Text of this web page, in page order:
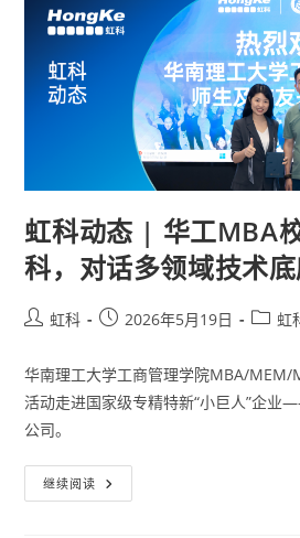
虹科动态 | 华工MBA
科，对话多领域技术
虹科 2026年5月19日 虹
华南理工大学工商管理学院MBA/MEM/
活动走进国家级专精特新“小巨人”企
公司。
继续阅读